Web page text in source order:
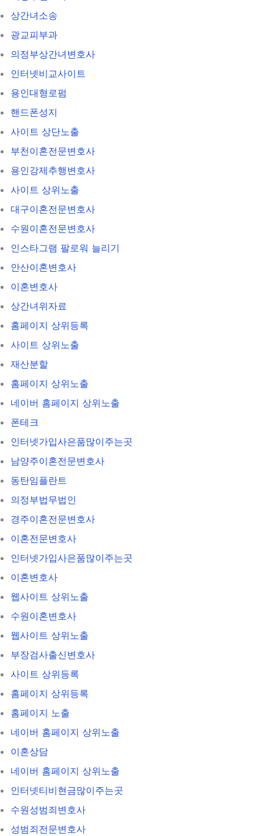
상간녀소송
광교피부과
의정부상간녀변호사
인터넷비교사이트
용인대형로펌
핸드폰성지
사이트 상단노출
부천이혼전문변호사
용인강제추행변호사
사이트 상위노출
대구이혼전문변호사
수원이혼전문변호사
인스타그램 팔로워 늘리기
안산이혼변호사
이혼변호사
상간녀위자료
홈페이지 상위등록
사이트 상위노출
재산분할
홈페이지 상위노출
네이버 홈페이지 상위노출
폰테크
인터넷가입사은품많이주는곳
남양주이혼전문변호사
동탄임플란트
의정부법무법인
경주이혼전문변호사
이혼전문변호사
인터넷가입사은품많이주는곳
이혼변호사
웹사이트 상위노출
수원이혼변호사
웹사이트 상위노출
부장검사출신변호사
사이트 상위등록
홈페이지 상위등록
홈페이지 노출
네이버 홈페이지 상위노출
이혼상담
네이버 홈페이지 상위노출
인터넷티비현금많이주는곳
수원성범죄변호사
성범죄전문변호사